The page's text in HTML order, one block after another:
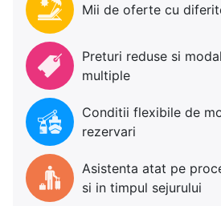
Mii de oferte cu
Preturi reduse si
multiple
Conditii flexibile de
rezervari
Asistenta atat pe
si in timpul sejurului